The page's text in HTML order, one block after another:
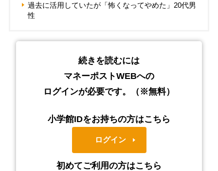
過去に活用していたが「怖くなってやめた」20代男
性
続きを読むには
マネーポストWEBへの
ログインが必要です。（※無料）
小学館IDをお持ちの方はこちら
ログイン
初めてご利用の方はこちら